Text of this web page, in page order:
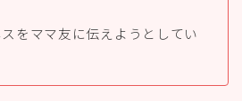
をママ友に伝えようとしてい